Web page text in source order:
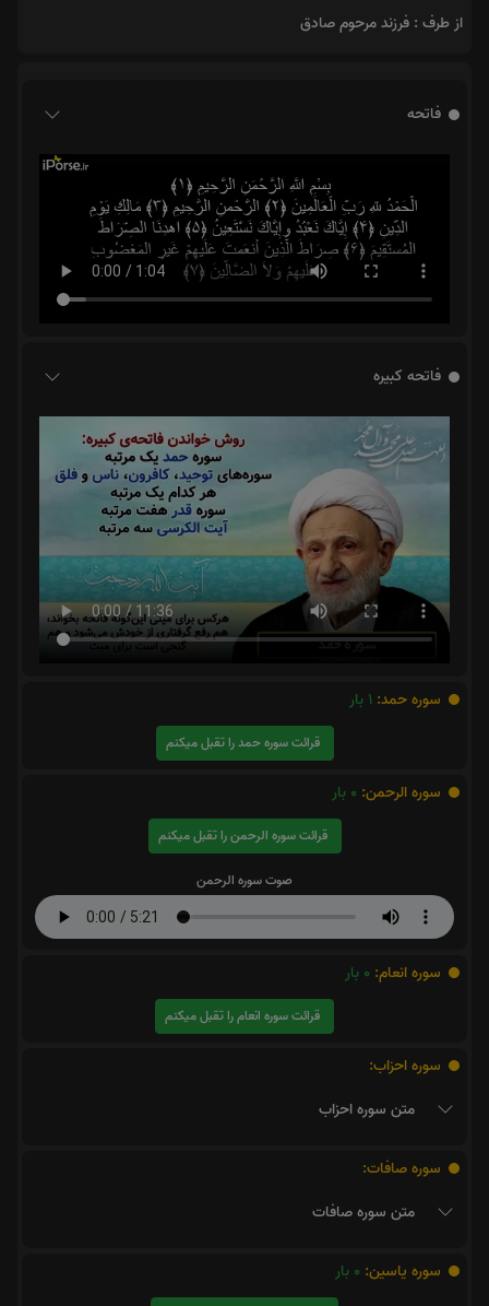
از طرف : فرزند مرحوم صادق
فاتحه
فاتحه کبیره
سوره حمد: 1 بار
قرائت سوره حمد را تقبل میکنم
سوره الرحمن: 0 بار
قرائت سوره الرحمن را تقبل میکنم
صوت سوره الرحمن
سوره انعام: 0 بار
قرائت سوره انعام را تقبل میکنم
سوره احزاب:
متن سوره احزاب
سوره صافات:
متن سوره صافات
سوره یاسین: 0 بار